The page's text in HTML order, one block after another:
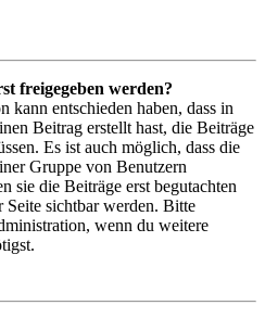
freigegeben werden?
entschieden haben, dass in
Beitrag erstellt hast, die Beiträge
Es ist auch möglich, dass die
Gruppe von Benutzern
sie die Beiträge erst begutachten
Seite sichtbar werden. Bitte
wenn du weitere